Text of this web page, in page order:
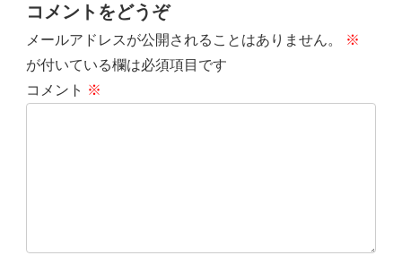
コメントをどうぞ
メールアドレスが公開されることはありません。
※
が付いている欄は必須項目です
コメント ※